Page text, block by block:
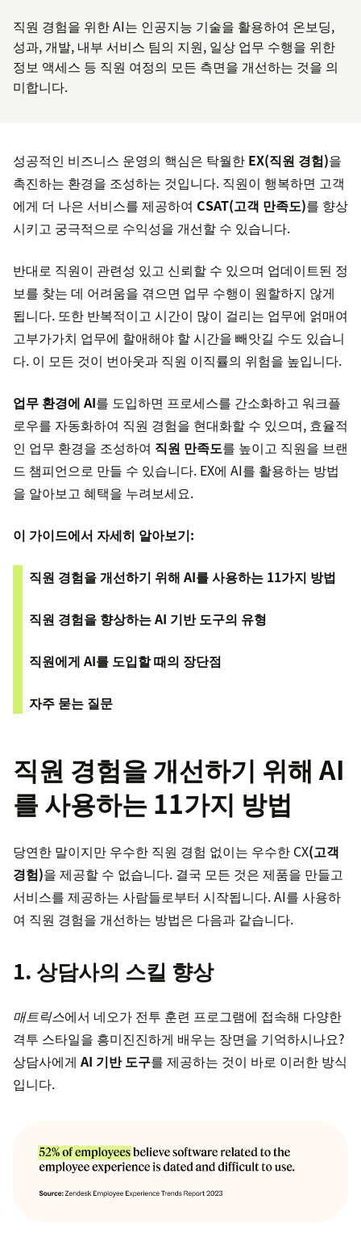
직원 경험을 위한 AI는 인공지능 기술을 활용하여 온보딩,
성과, 개발, 내부 서비스 팀의 지원, 일상 업무 수행을 위한
정보 액세스 등 직원 여정의 모든 측면을 개선하는 것을 의
미합니다.
성공적인 비즈니스 운영의 핵심은 탁월한 EX(직원 경험)을
촉진하는 환경을 조성하는 것입니다. 직원이 행복하면 고객
에게 더 나은 서비스를 제공하여 CSAT(고객 만족도)를 향상
시키고 궁극적으로 수익성을 개선할 수 있습니다.
반대로 직원이 관련성 있고 신뢰할 수 있으며 업데이트된 정
보를 찾는 데 어려움을 겪으면 업무 수행이 원할하지 않게
됩니다. 또한 반복적이고 시간이 많이 걸리는 업무에 얽매여
고부가가치 업무에 할애해야 할 시간을 빼앗길 수도 있습니
다. 이 모든 것이 번아웃과 직원 이직률의 위험을 높입니다.
업무 환경에 AI를 도입하면 프로세스를 간소화하고 워크플
로우를 자동화하여 직원 경험을 현대화할 수 있으며, 효율적
인 업무 환경을 조성하여 직원 만족도를 높이고 직원을 브랜
드 챔피언으로 만들 수 있습니다. EX에 AI를 활용하는 방법
을 알아보고 혜택을 누려보세요.
이 가이드에서 자세히 알아보기:
직원 경험을 개선하기 위해 AI를 사용하는 11가지 방법
직원 경험을 향상하는 AI 기반 도구의 유형
직원에게 AI를 도입할 때의 장단점
자주 묻는 질문
직원 경험을 개선하기 위해 AI
를 사용하는 11가지 방법
당연한 말이지만 우수한 직원 경험 없이는 우수한 CX(고객
경험)을 제공할 수 없습니다. 결국 모든 것은 제품을 만들고
서비스를 제공하는 사람들로부터 시작됩니다. AI를 사용하
여 직원 경험을 개선하는 방법은 다음과 같습니다.
1. 상담사의 스킬 향상
매트릭스에서 네오가 전투 훈련 프로그램에 접속해 다양한
격투 스타일을 흥미진진하게 배우는 장면을 기억하시나요?
상담사에게 AI 기반 도구를 제공하는 것이 바로 이러한 방식
입니다.